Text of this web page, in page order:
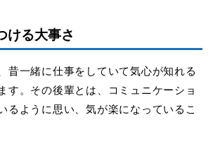
ける大事さ
昔一緒に仕事をしていて気心が知れる
す。その後輩とは、コミュニケーショ
るように思い、気が楽になっているこ